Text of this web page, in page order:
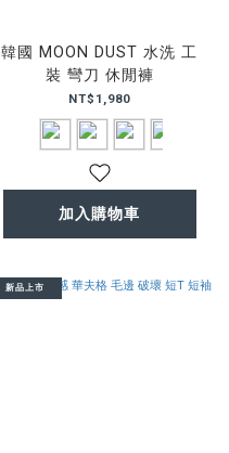
韓國 MOON DUST 水洗 工
裝 彎刀 休閒褲
NT$1,980
加入購物車
新品上市